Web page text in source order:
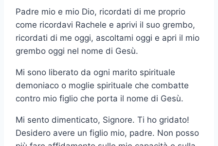
Padre mio e mio Dio, ricordati di me proprio
come ricordavi Rachele e aprivi il suo grembo,
ricordati di me oggi, ascoltami oggi e apri il mio
grembo oggi nel nome di Gesù.
Mi sono liberato da ogni marito spirituale
demoniaco o moglie spirituale che combatte
contro mio figlio che porta il nome di Gesù.
Mi sento dimenticato, Signore. Ti ho gridato!
Desidero avere un figlio mio, padre. Non posso